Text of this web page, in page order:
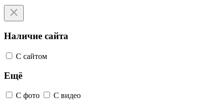
Наличие сайта
С сайтом
Ещё
С фото С видео